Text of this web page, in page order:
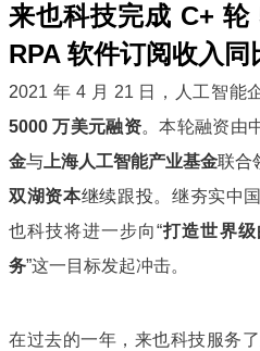
来也科技完成 C+ 轮
RPA 软件订阅收入同
2021 年 4 月 21 日，人工智能
5000 万美元融资。本轮融资由
金与上海人工智能产业基金联合
双湖资本继续跟投。 继夯实中
也科技将进一步向“打造世界
务”这一目标发起冲击。
在过去的一年，来也科技服务